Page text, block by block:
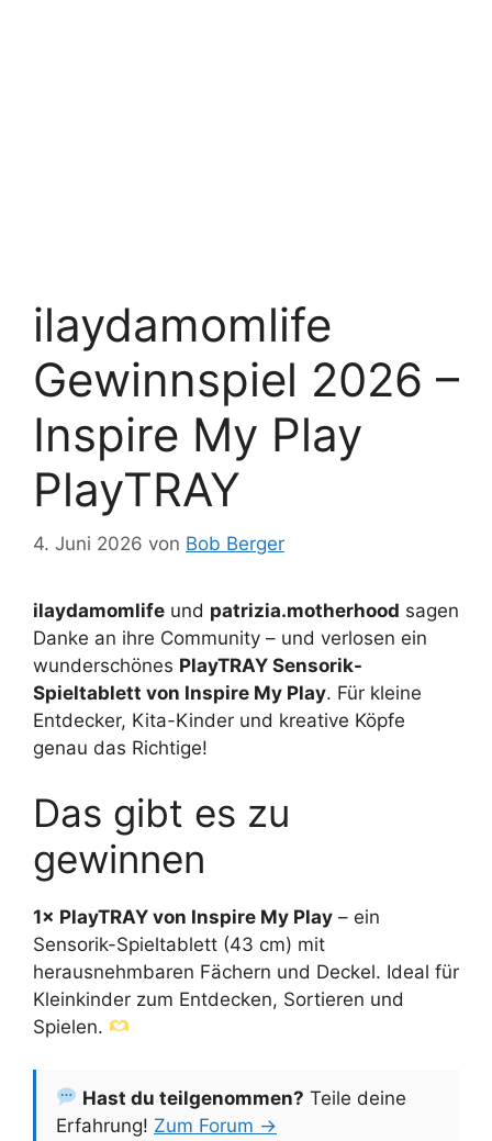
ilaydamomlife
Gewinnspiel 2026 –
Inspire My Play
PlayTRAY
4. Juni 2026 von Bob Berger
ilaydamomlife und patrizia.motherhood sagen
Danke an ihre Community – und verlosen ein
wunderschönes PlayTRAY Sensorik-
Spieltablett von Inspire My Play. Für kleine
Entdecker, Kita-Kinder und kreative Köpfe
genau das Richtige!
Das gibt es zu
gewinnen
1× PlayTRAY von Inspire My Play – ein
Sensorik-Spieltablett (43 cm) mit
herausnehmbaren Fächern und Deckel. Ideal für
Kleinkinder zum Entdecken, Sortieren und
Spielen.
Hast du teilgenommen? Teile deine
Erfahrung! Zum Forum →